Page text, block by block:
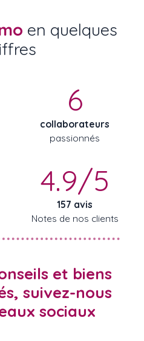
en quelques
6
collaborateurs
passionnés
4.9/5
157 avis
Notes de nos clients
et biens
suivez-nous
sociaux